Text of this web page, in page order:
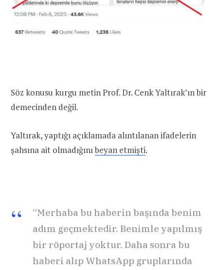
Söz konusu kurgu metin Prof. Dr. Cenk Yaltırak’ın bir
demecinden değil.
Yaltırak, yaptığı açıklamada alıntılanan ifadelerin
şahsına ait olmadığınıbeyan etmişti.
“Merhaba bu haberin başında benim
adım geçmektedir. Benimle yapılmış
bir röportaj yoktur. Daha sonra bu
haberi alıp WhatsApp gruplarında